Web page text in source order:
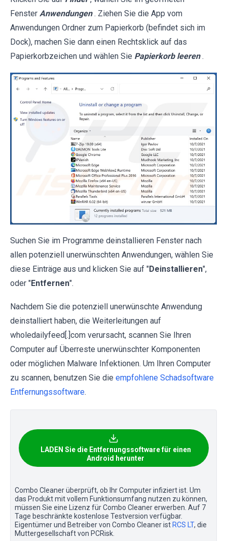
Fenster Anwendungen . Ziehen Sie die App vom
Anwendungen Ordner zum Papierkorb (befindet sich im
Dock), machen Sie dann einen Rechtsklick auf das
Papierkorbzeichen und wählen Sie Papierkorb leeren .
Suchen Sie im Programme deinstallieren Fenster nach
allen potenziell unerwünschten Anwendungen, wählen Sie
diese Einträge aus und klicken Sie auf "Deinstallieren",
oder "Entfernen".
Nachdem Sie die potenziell unerwünschte Anwendung
deinstalliert haben, die Weiterleitungen auf
wholedailyfeed[.]com verursacht, scannen Sie Ihren
Computer auf Überreste unerwünschter Komponenten
oder möglichen Malware Infektionen. Um Ihren Computer
zu scannen, benutzen Sie die empfohlene Schadsoftware
Entfernungssoftware.
LADEN Sie die Entfernungssoftware für einen
Android herunter
Combo Cleaner überprüft, ob Ihr Computer infiziert ist. Um
das Produkt mit vollem Funktionsumfang nutzen zu können,
müssen Sie eine Lizenz für Combo Cleaner erwerben. Auf 7
Tage beschränkte kostenlose Testversion verfügbar.
Eigentümer und Betreiber von Combo Cleaner ist RCS LT, die
Muttergesellschaft von PCRisk.